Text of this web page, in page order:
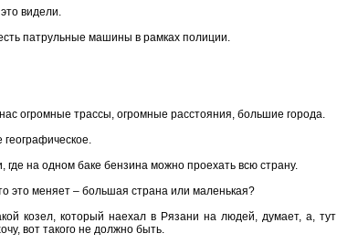
видели.
патрульные машины в рамках полиции.
огромные трассы, огромные расстояния, большие города.
географическое.
на одном баке бензина можно проехать всю страну.
это меняет – большая страна или маленькая?
козел, который наехал в Рязани на людей, думает, а, тут
вот такого не должно быть.